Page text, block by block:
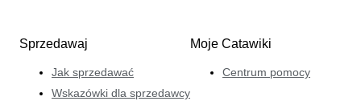
Sprzedawaj
Jak sprzedawać
Wskazówki dla sprzedawcy
Moje Catawiki
Centrum pomocy